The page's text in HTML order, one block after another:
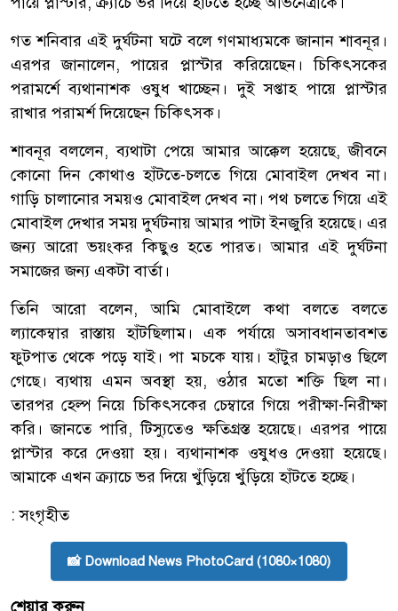
গত শনিবার এই দুর্ঘটনা ঘটে বলে গণমাধ্যমকে জানান শাবনূর।
এরপর জানালেন, পায়ের প্লাস্টার করিয়েছেন। চিকিৎসকের
পরামর্শে ব্যথানাশক ওষুধ খাচ্ছেন। দুই সপ্তাহ পায়ে প্লাস্টার
রাখার পরামর্শ দিয়েছেন চিকিৎসক।
শাবনূর বললেন, ব্যথাটা পেয়ে আমার আক্কেল হয়েছে, জীবনে
কোনো দিন কোথাও হাঁটতে-চলতে গিয়ে মোবাইল দেখব না।
গাড়ি চালানোর সময়ও মোবাইল দেখব না। পথ চলতে গিয়ে এই
মোবাইল দেখার সময় দুর্ঘটনায় আমার পাটা ইনজুরি হয়েছে। এর
জন্য আরো ভয়ংকর কিছুও হতে পারত। আমার এই দুর্ঘটনা
সমাজের জন্য একটা বার্তা।
তিনি আরো বলেন, আমি মোবাইলে কথা বলতে বলতে
ল্যাকেম্বার রাস্তায় হাঁটছিলাম। এক পর্যায়ে অসাবধানতাবশত
ফুটপাত থেকে পড়ে যাই। পা মচকে যায়। হাঁটুর চামড়াও ছিলে
গেছে। ব্যথায় এমন অবস্থা হয়, ওঠার মতো শক্তি ছিল না।
তারপর হেল্প নিয়ে চিকিৎসকের চেম্বারে গিয়ে পরীক্ষা-নিরীক্ষা
করি। জানতে পারি, টিস্যুতেও ক্ষতিগ্রস্ত হয়েছে। এরপর পায়ে
প্লাস্টার করে দেওয়া হয়। ব্যথানাশক ওষুধও দেওয়া হয়েছে।
আমাকে এখন ক্র্যাচে ভর দিয়ে খুঁড়িয়ে খুঁড়িয়ে হাঁটতে হচ্ছে।
: সংগৃহীত
📸 Download News PhotoCard (1080×1080)
শেয়ার করুন